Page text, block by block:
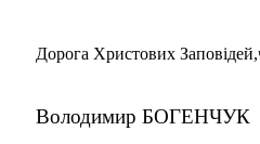
Дорога Христових
Володимир БОГЕНЧУК